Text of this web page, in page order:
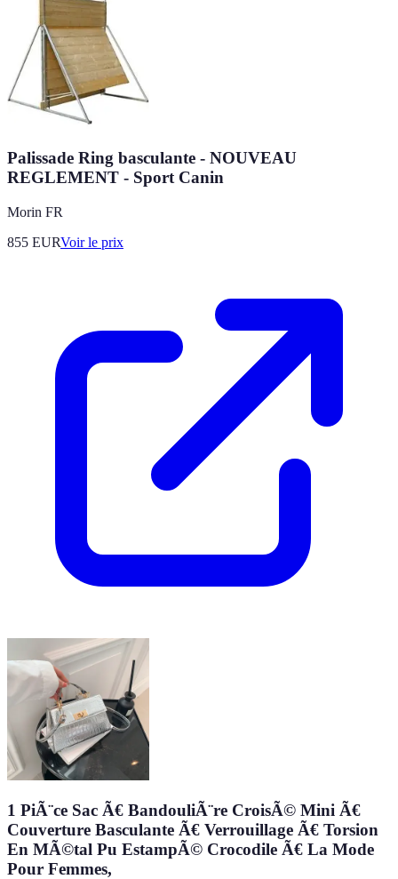
Palissade Ring basculante - NOUVEAU
REGLEMENT - Sport Canin
Morin FR
855 EURVoir le prix
1 PiÃ¨ce Sac Ã€ BandouliÃ¨re CroisÃ© Mini Ã€
Couverture Basculante Ã€ Verrouillage Ã€ Torsion
En MÃ©tal Pu EstampÃ© Crocodile Ã€ La Mode
Pour Femmes,